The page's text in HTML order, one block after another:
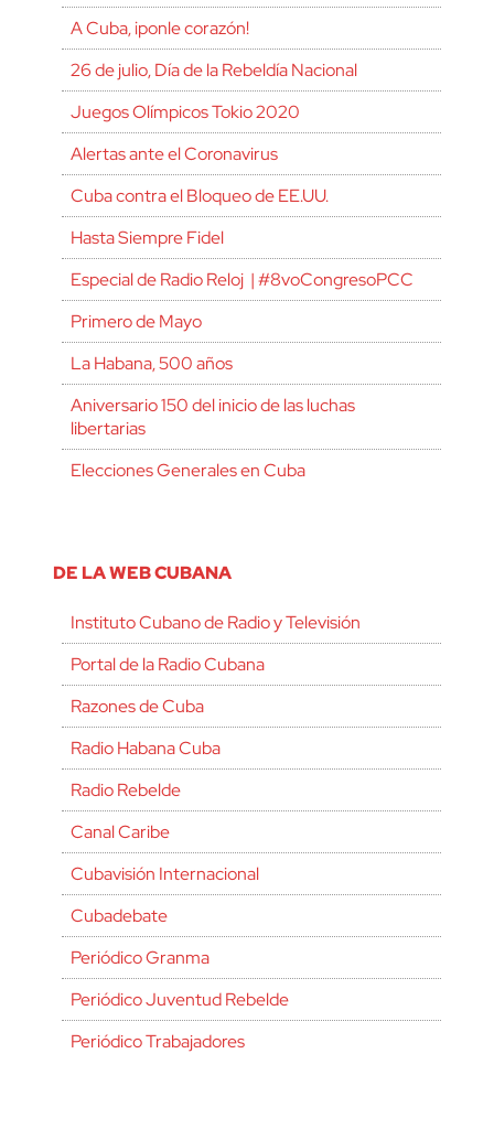
A Cuba, ¡ponle corazón!
26 de julio, Día de la Rebeldía Nacional
Juegos Olímpicos Tokio 2020
Alertas ante el Coronavirus
Cuba contra el Bloqueo de EE.UU.
Hasta Siempre Fidel
Especial de Radio Reloj | #8voCongresoPCC
Primero de Mayo
La Habana, 500 años
Aniversario 150 del inicio de las luchas
libertarias
Elecciones Generales en Cuba
DE LA WEB CUBANA
Instituto Cubano de Radio y Televisión
Portal de la Radio Cubana
Razones de Cuba
Radio Habana Cuba
Radio Rebelde
Canal Caribe
Cubavisión Internacional
Cubadebate
Periódico Granma
Periódico Juventud Rebelde
Periódico Trabajadores